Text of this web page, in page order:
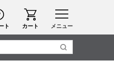
メニュー
ト カート